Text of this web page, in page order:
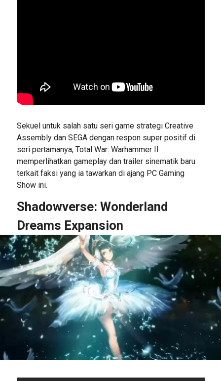
Sekuel untuk salah satu seri game strategi Creative
Assembly dan SEGA dengan respon super positif di
seri pertamanya, Total War: Warhammer II
memperlihatkan gameplay dan trailer sinematik baru
terkait faksi yang ia tawarkan di ajang PC Gaming
Show ini.
Shadowverse: Wonderland
Dreams Expansion